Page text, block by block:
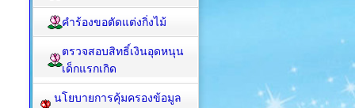
คำร้องขอตัดแต่งกิ่งไม้
ตรวจสอบสิทธิ์เงินอุดหนุน
เด็กแรกเกิด
นโยบายการคุ้มครองข้อมูล